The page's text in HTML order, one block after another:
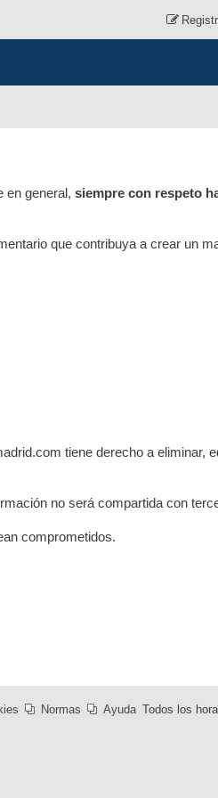
en general, siempre con respeto
que contribuya a crear un
tiene derecho a eliminar,
no será compartida con
comprometidos.
Todos los
Ayuda
Normas